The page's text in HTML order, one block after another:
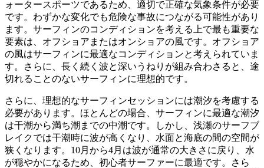
ォータースポーツであるため、適切で正確な気象条件が必要
です。わずかな変化でも危険な事故につながる可能性があり
ます。サーフィンのコンディションを考える上で最も重要な
要素は、オフショアまたはオンショアの風です。オフショア
の風はサーフィンに最適なコンディションと考えられていま
す。さらに、長く続く波と深いうねりが組み合わさると、途
切れることのないサーフィンに理想的です。
さらに、理想的なサーフィンセッションには潮汐を考慮する
必要があります。ほとんどの場合、サーフィンに最適な潮汐
は干潮から満ち潮までの中潮です。しかし、浅瀬のサーフブ
レイクでは干潮時に波が高くなり、水面と海底の間の空間が
狭くなります。10月から4月は波が通常の大きさに戻り、水
が穏やかになるため、初心者サーファーに最適です。さら